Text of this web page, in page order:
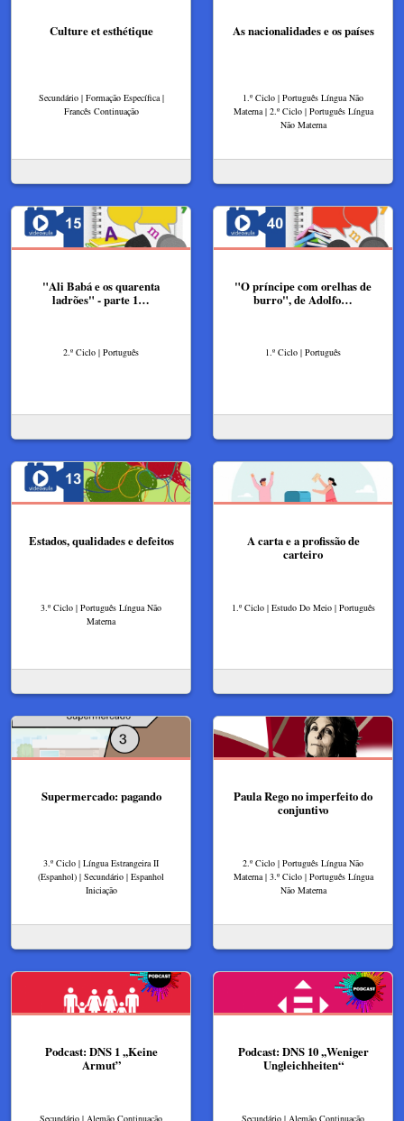
Culture et esthétique
Secundário | Formação Específica |
Francês Continuação
As nacionalidades e os países
1.º Ciclo | Português Língua Não
Materna | 2.º Ciclo | Português Língua
Não Materna
"Ali Babá e os quarenta
ladrões" - parte 1…
2.º Ciclo | Português
"O príncipe com orelhas de
burro", de Adolfo…
1.º Ciclo | Português
Estados, qualidades e defeitos
3.º Ciclo | Português Língua Não
Materna
A carta e a profissão de
carteiro
1.º Ciclo | Estudo Do Meio | Português
Supermercado: pagando
3.º Ciclo | Língua Estrangeira II
(Espanhol) | Secundário | Espanhol
Iniciação
Paula Rego no imperfeito do
conjuntivo
2.º Ciclo | Português Língua Não
Materna | 3.º Ciclo | Português Língua
Não Materna
Podcast: DNS 1 ,,Keine
Armut”
Secundário | Alemão Continuação
Podcast: DNS 10 ,,Weniger
Ungleichheiten“
Secundário | Alemão Continuação